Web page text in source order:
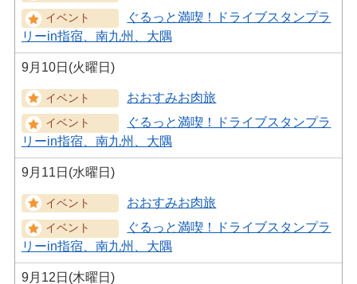
ぐるっと満喫！ドライブスタンプラ
リーin指宿、南九州、大隅
9月10日(火曜日)
おおすみお肉旅
ぐるっと満喫！ドライブスタンプラ
リーin指宿、南九州、大隅
9月11日(水曜日)
おおすみお肉旅
ぐるっと満喫！ドライブスタンプラ
リーin指宿、南九州、大隅
9月12日(木曜日)